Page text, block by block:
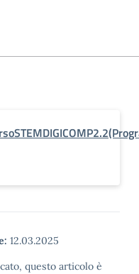
12.03.2025
questo articolo è